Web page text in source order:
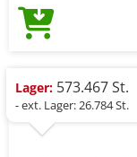
Lager: 573.467 St.
- ext. Lager: 26.784 St.